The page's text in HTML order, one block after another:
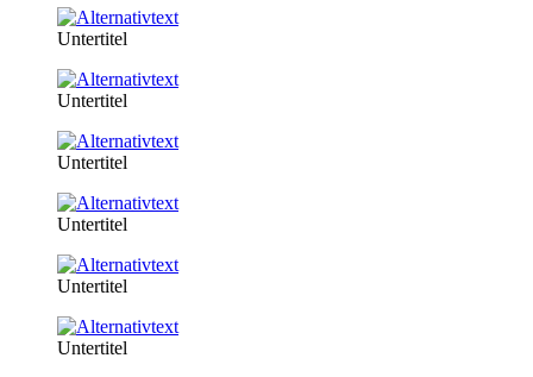
Untertitel
Untertitel
Untertitel
Untertitel
Untertitel
Untertitel